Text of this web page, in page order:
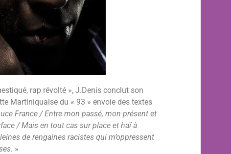
rap révolté », J.Denis conclut son
Martiniquaise du « 93 » envoie des textes
France / Entre mon passé, mon présent et
/ Mais en tout cas sur place et haï à
de rengaines racistes qui m’oppressent
»